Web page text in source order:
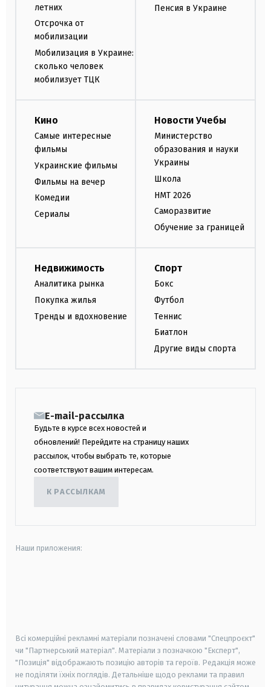
летних
Отсрочка от
мобилизации
Мобилизация в Украине:
сколько человек
мобилизует ТЦК
Пенсия в Украине
Кино
Самые интересные
фильмы
Украинские фильмы
Фильмы на вечер
Комедии
Сериалы
Новости Учебы
Министерство
образования и науки
Украины
Школа
НМТ 2026
Саморазвитие
Обучение за границей
Недвижимость
Аналитика рынка
Покупка жилья
Тренды и вдохновение
Спорт
Бокс
Футбол
Теннис
Биатлон
Другие виды спорта
E-mail-рассылка
Будьте в курсе всех новостей и
обновлений! Перейдите на страницу наших
рассылок, чтобы выбрать те, которые
соответствуют вашим интересам.
К РАССЫЛКАМ
Наши приложения:
Всі комерційні рекламні матеріали позначені словами "Спецпроєкт"
чи "Партнерський матеріал". Матеріали з позначкою "Експерт",
"Позиція" відображають позицію авторів та героїв. Редакція може
не поділяти їхніх поглядів. Детальніше щодо реклами та правил